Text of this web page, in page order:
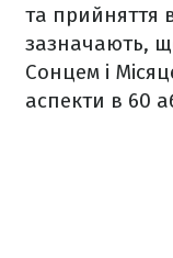
та прийняття
зазначають,
Сонцем і
аспекти в 60